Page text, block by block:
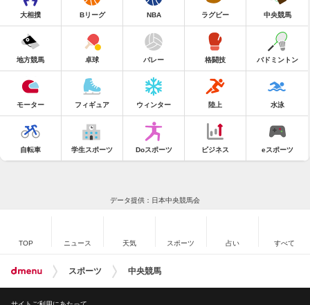
大相撲 Bリーグ NBA ラグビー 中央競馬
地方競馬 卓球 バレー 格闘技 バドミントン
モーター フィギュア ウィンター 陸上 水泳
自転車 学生スポーツ Doスポーツ ビジネス eスポーツ
データ提供：日本中央競馬会
TOP ニュース 天気 スポーツ 占い すべて
スポーツ 中央競馬